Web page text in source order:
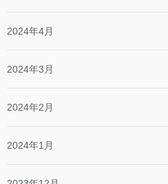
2024年4月
2024年3月
2024年2月
2024年1月